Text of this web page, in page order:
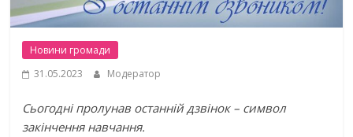
Новини громади
31.05.2023
Модератор
Сьогодні пролунав останній дзвінок – символ
закінчення навчання.